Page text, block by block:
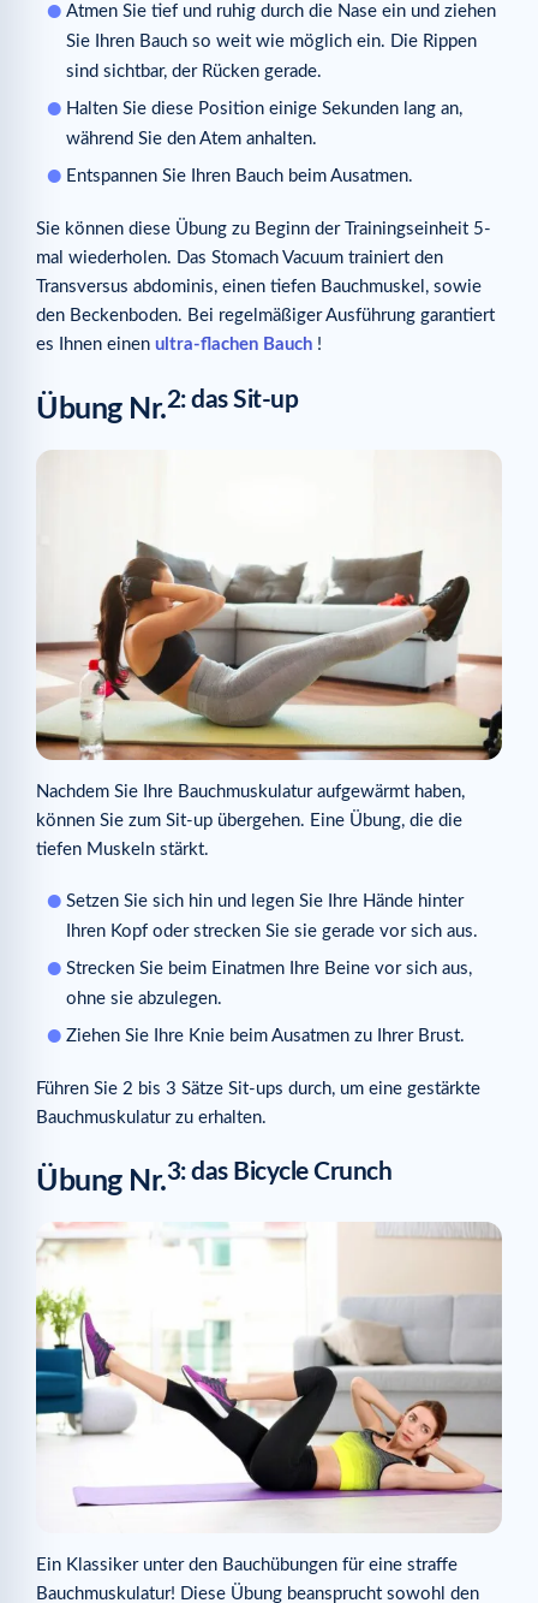
Atmen Sie tief und ruhig durch die Nase ein und ziehen
Sie Ihren Bauch so weit wie möglich ein. Die Rippen
sind sichtbar, der Rücken gerade.
Halten Sie diese Position einige Sekunden lang an,
während Sie den Atem anhalten.
Entspannen Sie Ihren Bauch beim Ausatmen.
Sie können diese Übung zu Beginn der Trainingseinheit 5-
mal wiederholen. Das Stomach Vacuum trainiert den
Transversus abdominis, einen tiefen Bauchmuskel, sowie
den Beckenboden. Bei regelmäßiger Ausführung garantiert
es Ihnen einen ultra-flachen Bauch !
Übung Nr.2: das Sit-up
Nachdem Sie Ihre Bauchmuskulatur aufgewärmt haben,
können Sie zum Sit-up übergehen. Eine Übung, die die
tiefen Muskeln stärkt.
Setzen Sie sich hin und legen Sie Ihre Hände hinter
Ihren Kopf oder strecken Sie sie gerade vor sich aus.
Strecken Sie beim Einatmen Ihre Beine vor sich aus,
ohne sie abzulegen.
Ziehen Sie Ihre Knie beim Ausatmen zu Ihrer Brust.
Führen Sie 2 bis 3 Sätze Sit-ups durch, um eine gestärkte
Bauchmuskulatur zu erhalten.
Übung Nr.3: das Bicycle Crunch
Ein Klassiker unter den Bauchübungen für eine straffe
Bauchmuskulatur! Diese Übung beansprucht sowohl den